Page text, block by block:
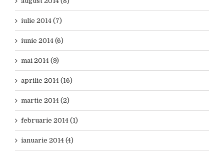
iulie 2014 (7)
iunie 2014 (6)
mai 2014 (9)
aprilie 2014 (16)
martie 2014 (2)
februarie 2014 (1)
ianuarie 2014 (4)